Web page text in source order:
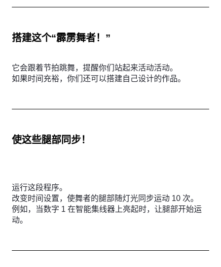
搭建这个“霹雳舞者！”
它会跟着节拍跳舞，提醒你们站起来活动活动。
如果时间充裕，你们还可以搭建自己设计的作品。
使这些腿部同步！
运行这段程序。
改变时间设置，使舞者的腿部随灯光同步运动 10 次。
例如，当数字 1 在智能集线器上亮起时，让腿部开始运
动。